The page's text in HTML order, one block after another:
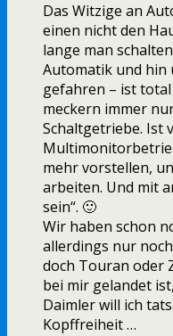
Das Witzige an
einen nicht den
lange man
Automatik und hin
gefahren – ist
meckern immer
Schaltgetriebe. Ist
mehr vorstellen,
arbeiten. Und mit
sein“. 🙂
Wir haben schon
allerdings nur
doch Touran oder
bei mir gelandet
Daimler will ich
Kopffreiheit …